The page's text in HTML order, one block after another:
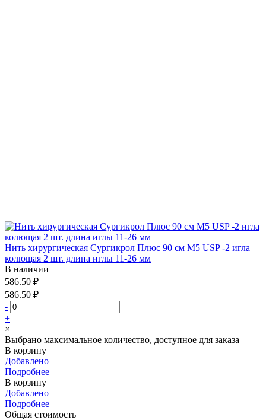
Нить хирургическая Сургикрол Плюс 90 см М5 USP -2 игла
колющая 2 шт. длина иглы 11-26 мм
В наличии
586.50 ₽
586.50 ₽
-
+
×
Выбрано максимальное количество, доступное для заказа
В корзину
Добавлено
Подробнее
В корзину
Добавлено
Подробнее
Общая стоимость